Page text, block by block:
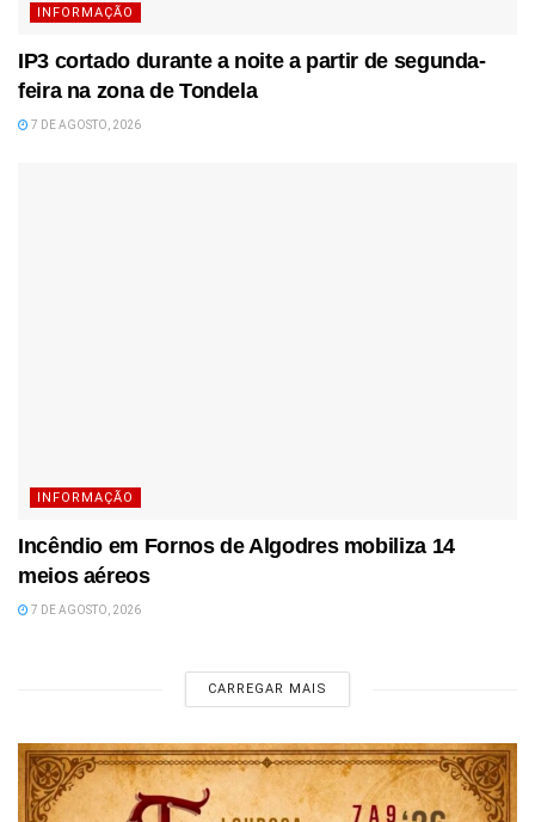
INFORMAÇÃO
IP3 cortado durante a noite a partir de segunda-
feira na zona de Tondela
7 DE AGOSTO, 2026
INFORMAÇÃO
Incêndio em Fornos de Algodres mobiliza 14
meios aéreos
7 DE AGOSTO, 2026
CARREGAR MAIS